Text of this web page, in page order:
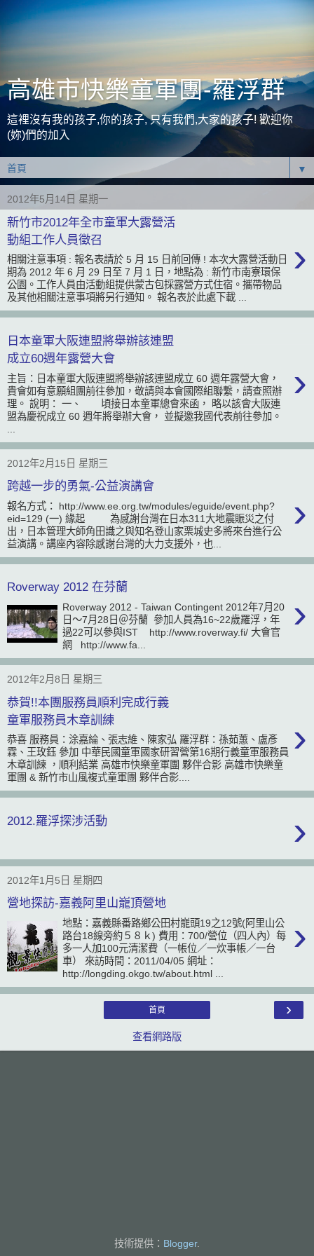
高雄市快樂童軍團-羅浮群
這裡沒有我的孩子,你的孩子, 只有我們,大家的孩子! 歡迎你
(妳)們的加入
▼
2012年5月14日 星期一
新竹市2012年全市童軍大露營活
動組工作人員徵召
›
相關注意事項 : 報名表請於 5 月 15 日前回傳 ! 本次大露營活動日
期為 2012 年 6 月 29 日至 7 月 1 日，地點為 : 新竹市南寮環保
公園。工作人員由活動組提供蒙古包採露營方式住宿。攜帶物品
及其他相關注意事項將另行通知。 報名表於此處下載 ...
日本童軍大阪連盟將舉辦該連盟
成立60週年露營大會
›
主旨：日本童軍大阪連盟將舉辦該連盟成立 60 週年露營大會，
貴會如有意願組團前往參加，敬請與本會國際組聯繫，請查照辦
理。 說明： 一、 頃接日本童軍總會來函， 略以該會大阪連
盟為慶祝成立 60 週年將舉辦大會， 並擬邀我國代表前往參加。
2012年2月15日 星期三
跨越一步的勇氣-公益演講會
›
報名方式： http://www.ee.org.tw/modules/eguide/event.php?
eid=129 (一) 緣起 為感謝台灣在日本311大地震賑災之付
出，日本管理大師角田識之與知名登山家栗城史多將來台進行公
益演講。講座內容除感謝台灣的大力支援外，也...
Roverway 2012 在芬蘭
›
Roverway 2012 - Taiwan Contingent ‎2012年7月20
日～7月28日＠芬蘭 參加人員為16~22歲羅浮，年
過22可以參與IST http://www.roverway.fi/ 大會官
網 http://www.fa...
2012年2月8日 星期三
恭賀!!本團服務員順利完成行義
童軍服務員木章訓練
›
恭喜 服務員：涂嘉綸、張志維、陳家弘 羅浮群：孫茹蕙、盧彥
霖、王玫鈺 參加 中華民國童軍國家研習營第16期行義童軍服務員
木章訓練 ，順利結業 高雄市快樂童軍團 夥伴合影 高雄市快樂童
軍團 & 新竹市山風複式童軍團 夥伴合影....
2012.羅浮探涉活動 ›
2012年1月5日 星期四
營地探訪-嘉義阿里山巃頂營地
›
地點：嘉義縣番路鄉公田村巃頭19之12號(阿里山公
路台18線旁約５８ｋ) 費用：700/營位（四人內）每
多一人加100元清潔費（一帳位／一炊事帳／一台
車） 來訪時間：2011/04/05 網址：
http://longding.okgo.tw/about.html ...
›
首頁
查看網路版
技術提供： Blogger.